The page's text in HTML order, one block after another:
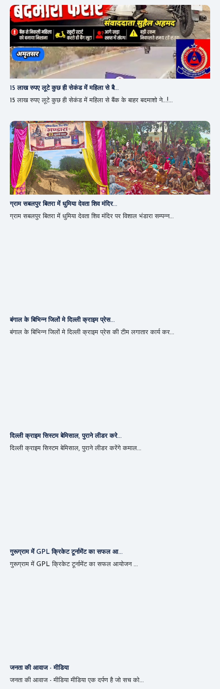
15 लाख रुपए लूटे कुछ ही सेकंड में महिला से बै...
15 लाख रुपए लूटे कुछ ही सेकंड में महिला से बैंक के बाहर बदमाशो ने...!...
ग्राम सबलपुर बितरा में धुमिया देवता शिव मंदिर...
ग्राम सबलपुर बितरा में धुमिया देवता शिव मंदिर पर विशाल भंडारा सम्पन्न...
बंगाल के बिभिन्न जिलों मे दिल्ली क्राइम प्रेस...
बंगाल के बिभिन्न जिलों मे दिल्ली क्राइम प्रेस की टीम लगातार कार्य कर...
दिल्ली क्राइम सिस्टम बेमिसाल, पुराने लीडर करे...
दिल्ली क्राइम सिस्टम बेमिसाल, पुराने लीडर करेंगे कमाल...
गुरूग्राम में GPL क्रिकेट टूर्नामेंट का सफल आ...
गुरूग्राम में GPL क्रिकेट टूर्नामेंट का सफल आयोजन ...
जनता की आवाज - मीडिया
जनता की आवाज - मीडिया मीडिया एक दर्पण है जो सच को...